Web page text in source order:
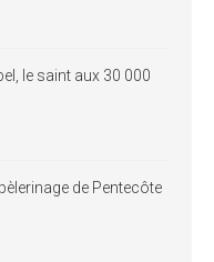
le saint aux 30 000
de Pentecôte